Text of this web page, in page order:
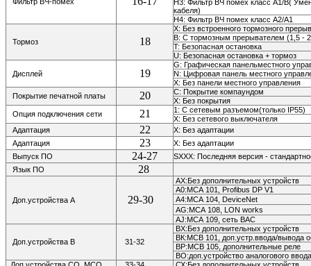
H3: Фильтр ВЧ помех класс A1/B(
кабеля)
H4: Фильтр ВЧ помех класс A2/A1
Тормоз 18
X: Без встроенного тормозного
B: С тормозным прерывателем (1,5 -
T: Безопасная остановка
U: Безопасная остановка + тормоз
Дисплей 19
G: Графическая панельместного
N: Цифровая панель местного
Х: Без панели местного управления
Покрытие печатной платы
20
С: Покрытие компаундом
Х: Без покрытия
Опция подключения сети
21
1: С сетевым разъемом(только IP55)
Х: Без сетевого выключателя
Адаптация
22
X: Без адаптации
Адаптация
23
X: Без адаптации
Выпуск ПО
24-27
SXXX: Последняя версия -
Язык ПО
28
Доп.устройства А 29-30
АХ:Без дополнительных устройств
А0:МСА 101, Profibus DP V1
А4:МСА 104,
DeviceNet
AG:МСА 108,
LON works
AJ:МСА 109, сеть ВАС
Доп.устройства В 31-32
ВХ:Без дополнительных устройств
ВК:МСВ 101, доп.устр.ввода/вывода
ВР:МСВ 105, дополнительные реле
ВО:доп.устройство аналогового